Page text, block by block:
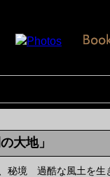
大地」
、秘境 過酷な風土を